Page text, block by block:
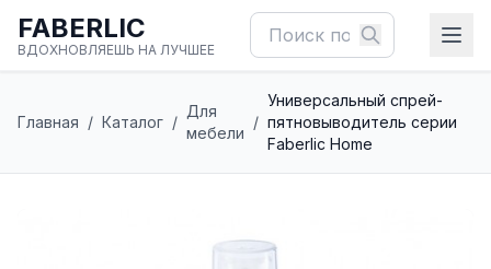
FABERLIC
ВДОХНОВЛЯЕШЬ НА ЛУЧШЕЕ
Главная / Каталог /
Для
мебели
/
Универсальный спрей-
пятновыводитель серии
Faberlic Home